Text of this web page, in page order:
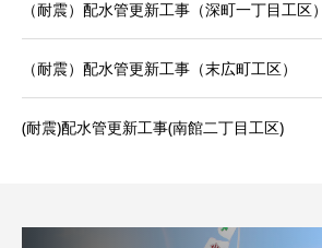
（耐震）配水管更新工事（深町一丁目工区）
（耐震）配水管更新工事（末広町工区）
(耐震)配水管更新工事(南館二丁目工区)